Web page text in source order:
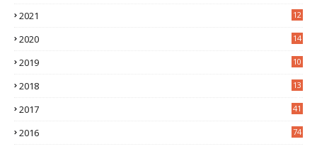
2021
12
2020
14
2019
10
2018
13
2017 41
2016 74